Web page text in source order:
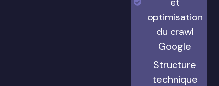
optimisation
du crawl
Google
Structure
technique